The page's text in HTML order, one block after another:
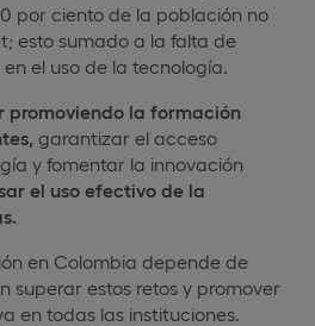
por ciento de la población no
esto sumado a la falta de
el uso de la tecnología.
promoviendo la formación
garantizar el acceso
y fomentar la innovación
el uso efectivo de la
en Colombia depende de
superar estos retos y promover
en todas las instituciones.